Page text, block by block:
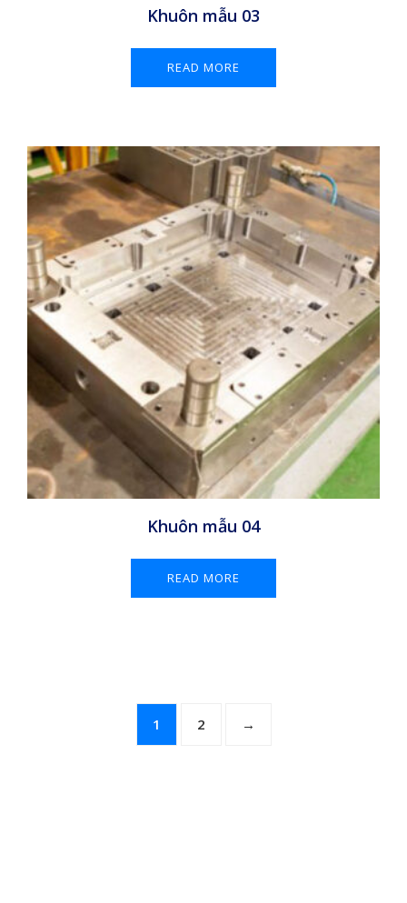
Khuôn mẫu 03
READ MORE
Khuôn mẫu 04
READ MORE
1 2 →